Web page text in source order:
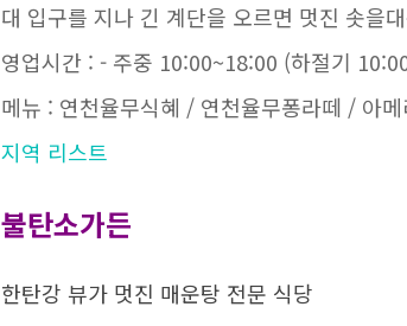
대 입구를 지나 긴 계단을 오르면 멋진 솟을
영업시간 : - 주중 10:00~18:00 (하절기
메뉴 : 연천율무식혜 / 연천율무퐁라떼 / 아
지역 리스트
불탄소가든
한탄강 뷰가 멋진 매운탕 전문 식당